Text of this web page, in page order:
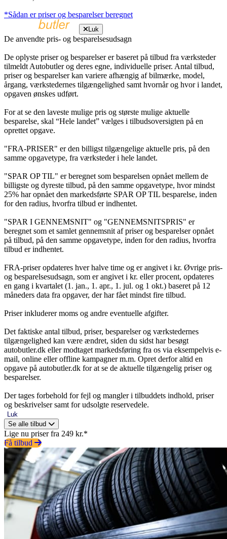
*Sådan er priser og besparelser beregnet
Luk
De anvendte pris- og besparelsesudsagn
De oplyste priser og besparelser er baseret på tilbud fra værksteder
tilmeldt Autobutler og deres egne, individuelle priser. Antal tilbud,
priser og besparelser kan variere afhængig af bilmærke, model,
årgang, værkstedernes tilgængelighed samt hvornår og hvor i landet,
opgaven ønskes udført.
For at se den laveste mulige pris og største mulige aktuelle
besparelse, skal “Hele landet” vælges i tilbudsoversigten på en
oprettet opgave.
"FRA-PRISER" er den billigst tilgængelige aktuelle pris, på den
samme opgavetype, fra værksteder i hele landet.
"SPAR OP TIL" er beregnet som besparelsen opnået mellem de
billigste og dyreste tilbud, på den samme opgavetype, hvor mindst
25% har opnået den markedsførte SPAR OP TIL besparelse, inden
for den radius, hvorfra tilbud er indhentet.
"SPAR I GENNEMSNIT" og "GENNEMSNITSPRIS" er
beregnet som et samlet gennemsnit af priser og besparelser opnået
på tilbud, på den samme opgavetype, inden for den radius, hvorfra
tilbud er indhentet.
FRA-priser opdateres hver halve time og er angivet i kr. Øvrige pris-
og besparelsesudsagn, som er angivet i kr. eller procent, opdateres
en gang i kvartalet (1. jan., 1. apr., 1. jul. og 1 okt.) baseret på 12
måneders data fra opgaver, der har fået mindst fire tilbud.
Priser inkluderer moms og andre eventuelle afgifter.
Det faktiske antal tilbud, priser, besparelser og værkstedernes
tilgængelighed kan være ændret, siden du sidst har besøgt
autobutler.dk eller modtaget markedsføring fra os via eksempelvis e-
mail, online eller offline kampagner m.m. Opret derfor altid en
opgave på autobutler.dk for at se de aktuelle tilgængelig priser og
besparelser.
Der tages forbehold for fejl og mangler i tilbuddets indhold, priser
og beskrivelser samt for udsolgte reservedele.
Luk
Se alle tilbud
Lige nu priser fra 249 kr.*
Få tilbud